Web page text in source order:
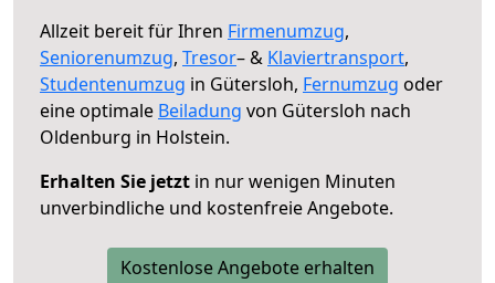
Allzeit bereit für Ihren Firmenumzug,
Seniorenumzug, Tresor– & Klaviertransport,
Studentenumzug in Gütersloh, Fernumzug oder
eine optimale Beiladung von Gütersloh nach
Oldenburg in Holstein.
Erhalten Sie jetzt in nur wenigen Minuten
unverbindliche und kostenfreie Angebote.
Kostenlose Angebote erhalten